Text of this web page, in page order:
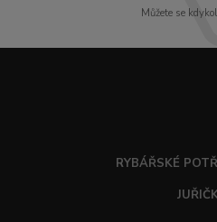
Můžete se
RYBÁŘSKÉ